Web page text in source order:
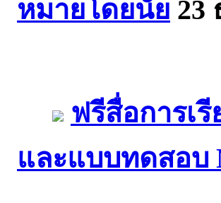
หมายโดยนัย 23
ฟรีสื่อการเ
และแบบทดสอบ